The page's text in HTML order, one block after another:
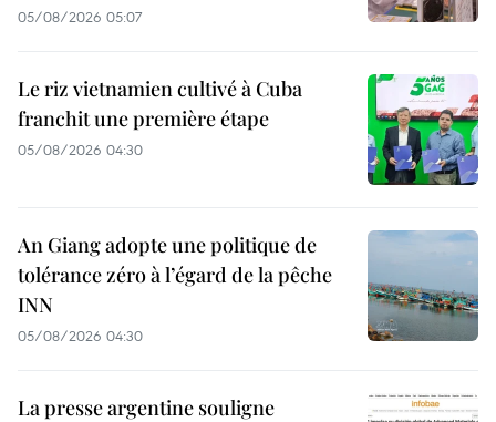
05/08/2026 05:07
Le riz vietnamien cultivé à Cuba
franchit une première étape
05/08/2026 04:30
An Giang adopte une politique de
tolérance zéro à l’égard de la pêche
INN
05/08/2026 04:30
La presse argentine souligne